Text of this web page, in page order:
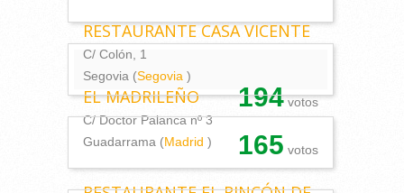
RESTAURANTE CASA VICENTE
C/ Colón, 1
Segovia (Segovia )
194votos
EL MADRILEÑO
C/ Doctor Palanca nº 3
Guadarrama (Madrid ) 165 votos